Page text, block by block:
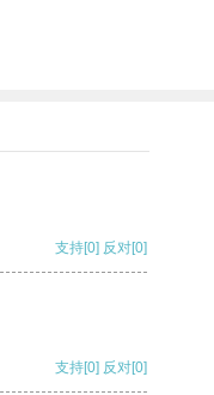
支持[0] 反对[0]
支持[0] 反对[0]